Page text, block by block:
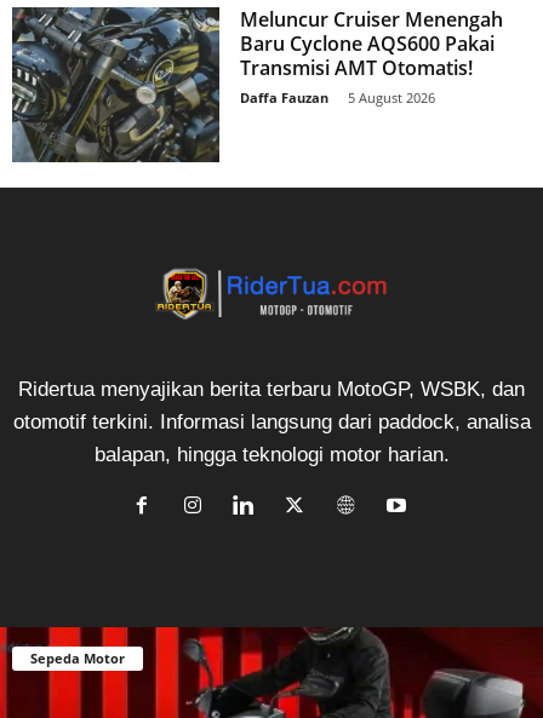
Meluncur Cruiser Menengah
Baru Cyclone AQS600 Pakai
Transmisi AMT Otomatis!
Daffa Fauzan 5 August 2026
Ridertua menyajikan berita terbaru MotoGP, WSBK, dan
otomotif terkini. Informasi langsung dari paddock, analisa
balapan, hingga teknologi motor harian.
Sepeda Motor